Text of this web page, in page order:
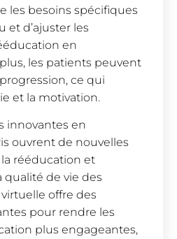
les besoins spécifiques
et d’ajuster les
en
les patients peuvent
ce qui
et la motivation.
innovantes en
ouvrent de nouvelles
rééducation et
qualité de vie des
offre des
pour rendre les
plus engageantes,